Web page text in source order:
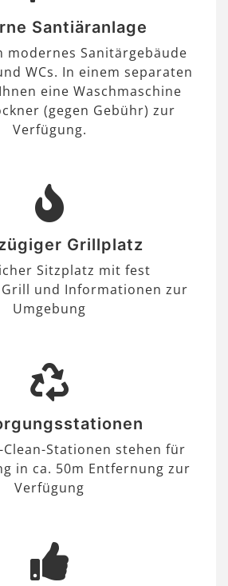
Santiäranlage
modernes Sanitärgebäude
WCs. In einem separaten
eine Waschmaschine
(gegen Gebühr) zur
Verfügung.
Grillplatz
Sitzplatz mit fest
und Informationen zur
Umgebung
Clean-Stationen stehen für
in ca. 50m Entfernung zur
Verfügung